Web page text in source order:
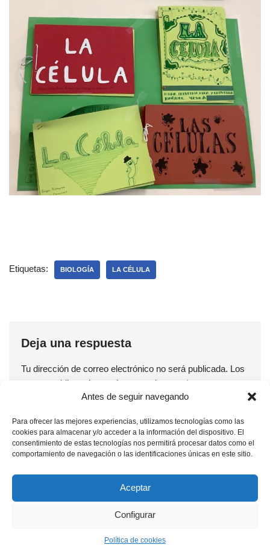
Antes de seguir navegando
Para ofrecer las mejores experiencias, utilizamos tecnologías como las
cookies para almacenar y/o acceder a la información del dispositivo. El
consentimiento de estas tecnologías nos permitirá procesar datos como el
comportamiento de navegación o las identificaciones únicas en este sitio.
Aceptar
Configurar
Política de cookies
Etiquetas: BIOLOGÍA LA CÉLULA
Deja una respuesta
Tu dirección de correo electrónico no será publicada. Los
campos obligatorios están marcados con
*
Nombre*